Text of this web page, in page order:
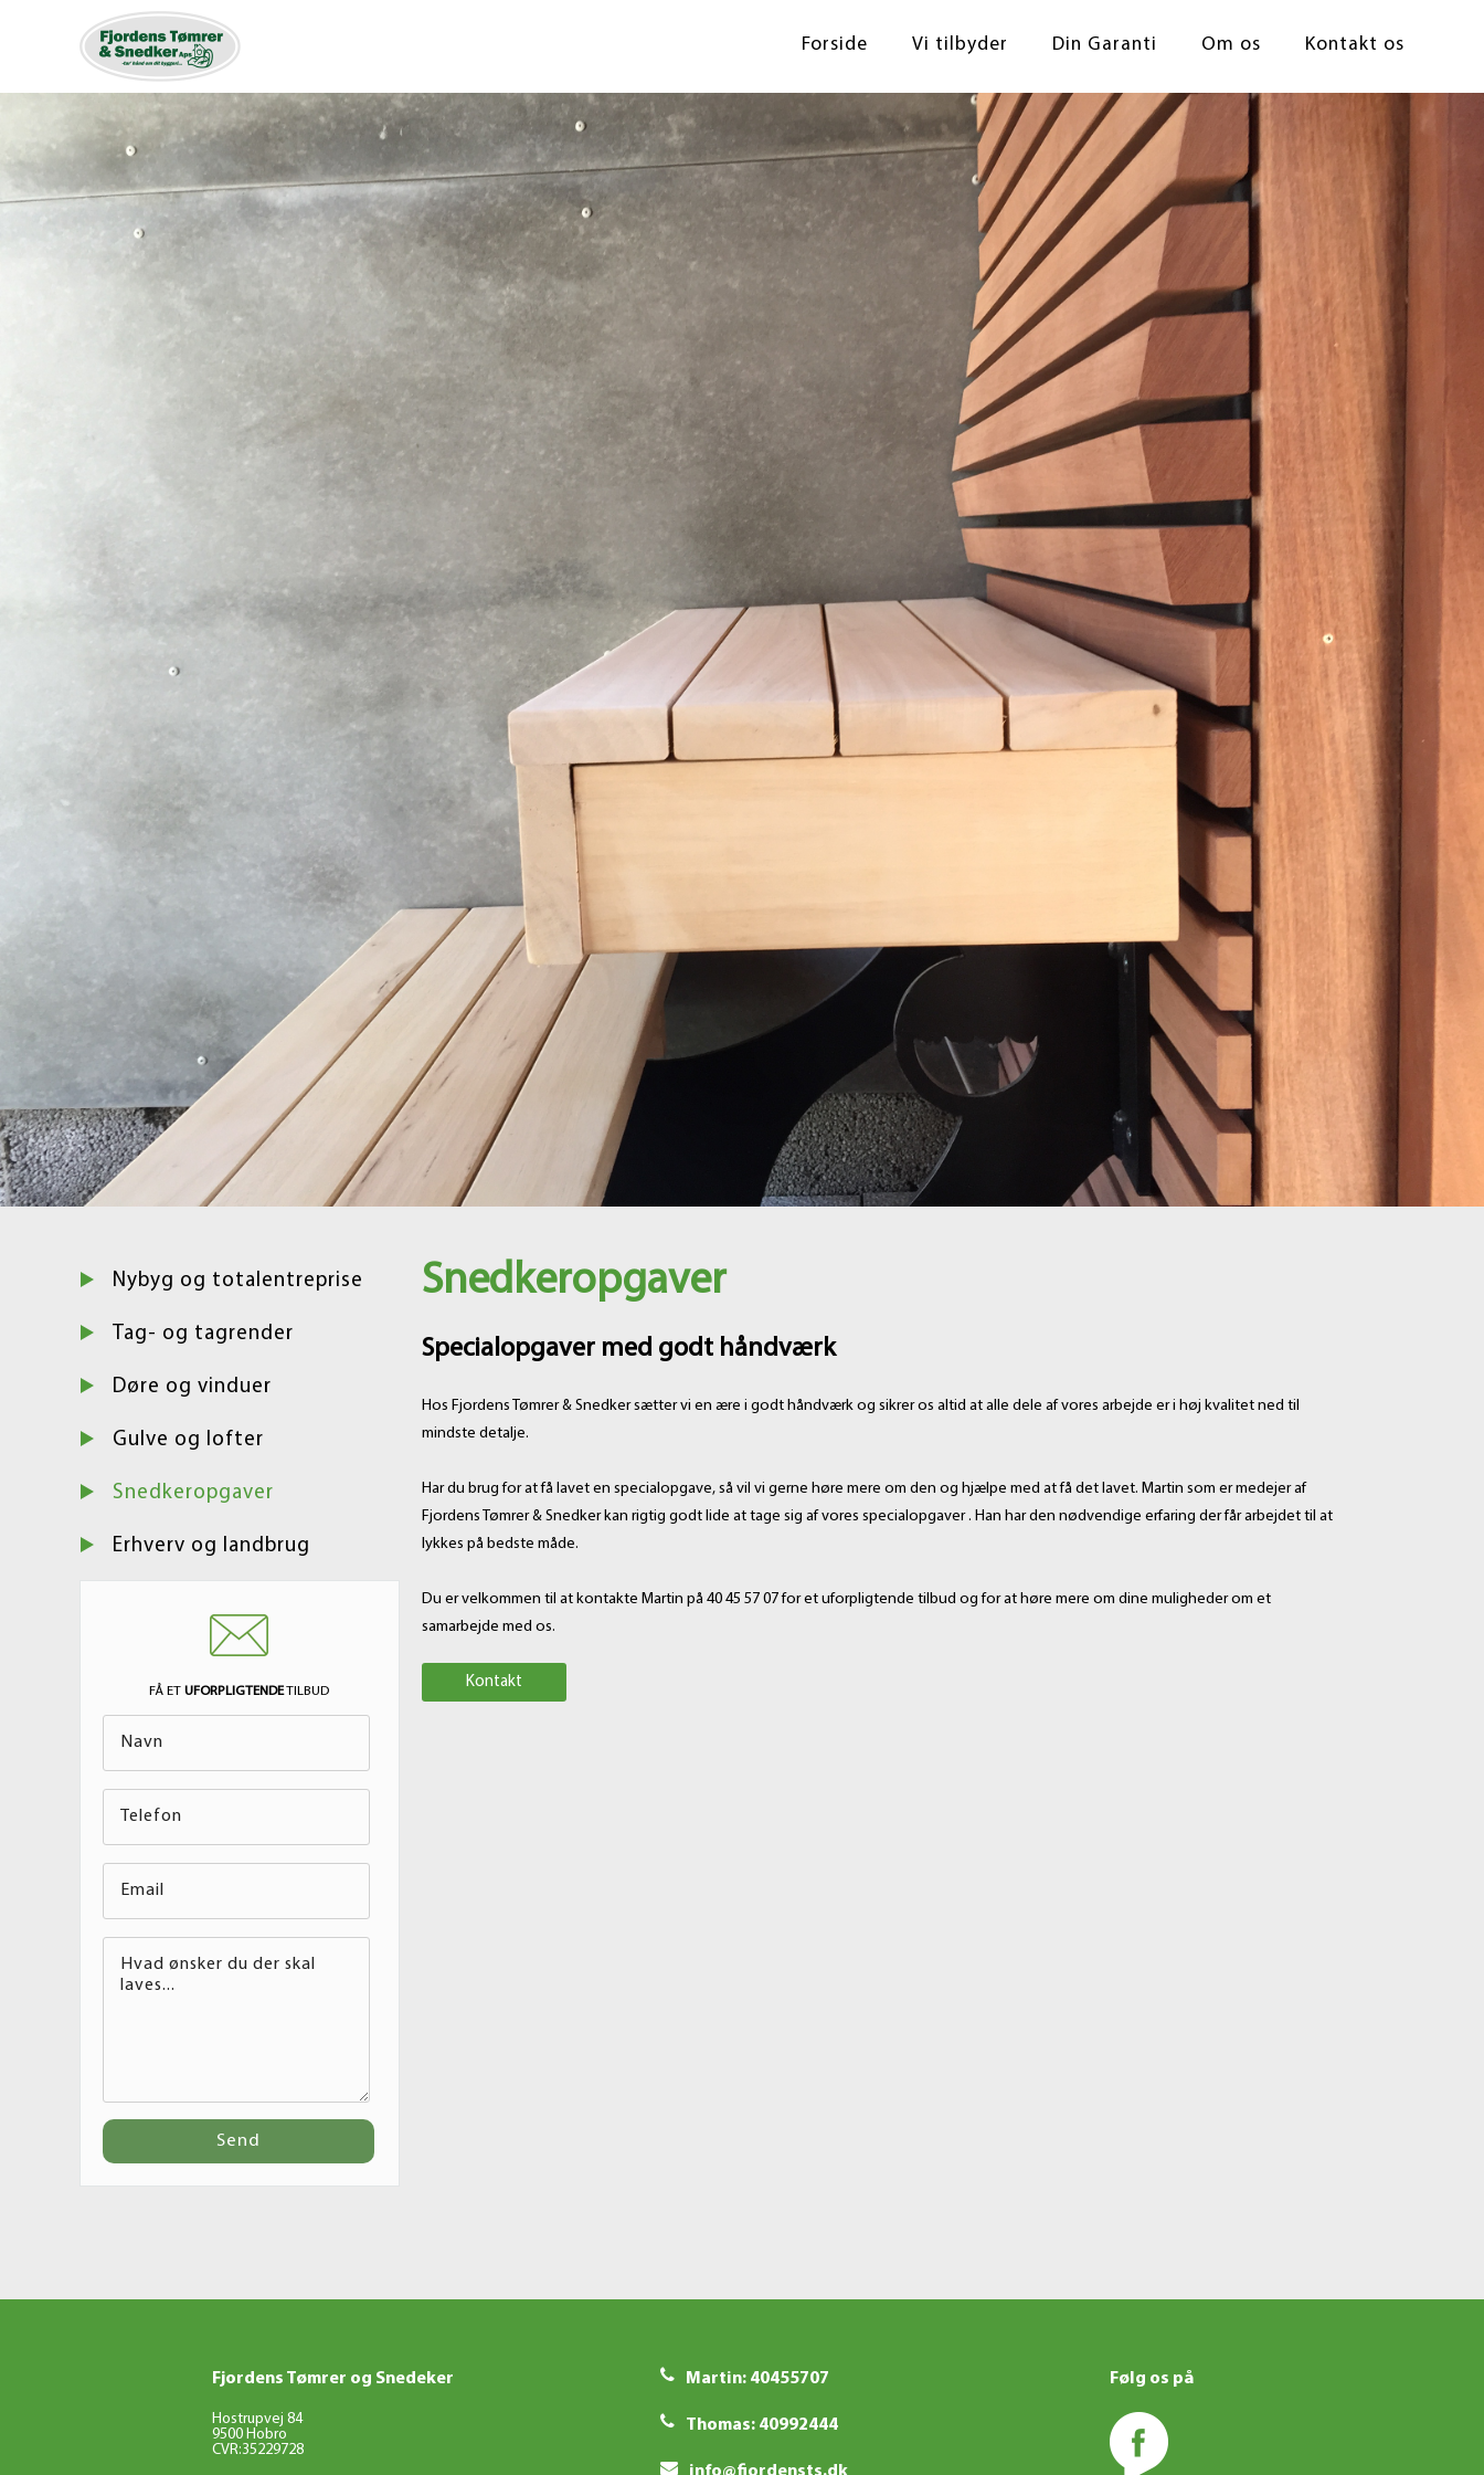
Forside
Vi tilbyder
Nybyg og total Entreprise
Døre og vinduer
Gulve og lofter
Snedkeropgaver
Erhverv og landbrug
Din Garanti Om os Kontakt os
Nybyg og totalentreprise
Tag- og tagrender
Døre og vinduer
Gulve og lofter
Snedkeropgaver
Erhverv og landbrug
FÅ ET UFORPLIGTENDETILBUD
Snedkeropgaver
Specialopgaver med godt håndværk
Hos Fjordens Tømrer & Snedker sætter vi en ære i godt håndværk og sikrer os altid at alle dele af vores arbejde er i høj kvalitet ned til
mindste detalje.
Har du brug for at få lavet en specialopgave, så vil vi gerne høre mere om den og hjælpe med at få det lavet. Martin som er medejer af
Fjordens Tømrer & Snedker kan rigtig godt lide at tage sig af vores specialopgaver . Han har den nødvendige erfaring der får arbejdet til at
lykkes på bedste måde.
Du er velkommen til at kontakte Martin på 40 45 57 07 for et uforpligtende tilbud og for at høre mere om dine muligheder om et
samarbejde med os.
Kontakt
Fjordens Tømrer og Snedeker
Hostrupvej 84
9500 Hobro
CVR:35229728
Martin: 40455707
Thomas: 40992444
Følg os på